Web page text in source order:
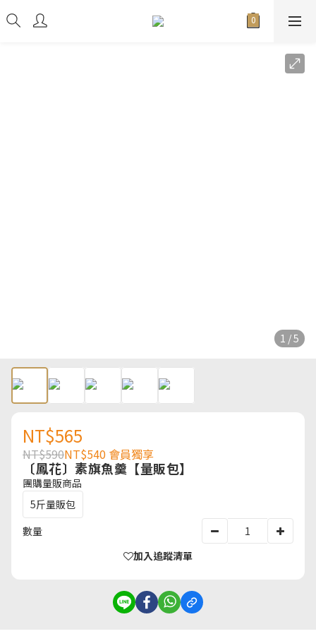
1 / 5
NT$565
NT$590NT$540 會員獨享
〔鳳花〕素旗魚羹【量販包】
團購量販商品
5斤量販包
數量
加入追蹤清單